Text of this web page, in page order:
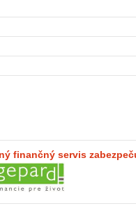
finančný servis